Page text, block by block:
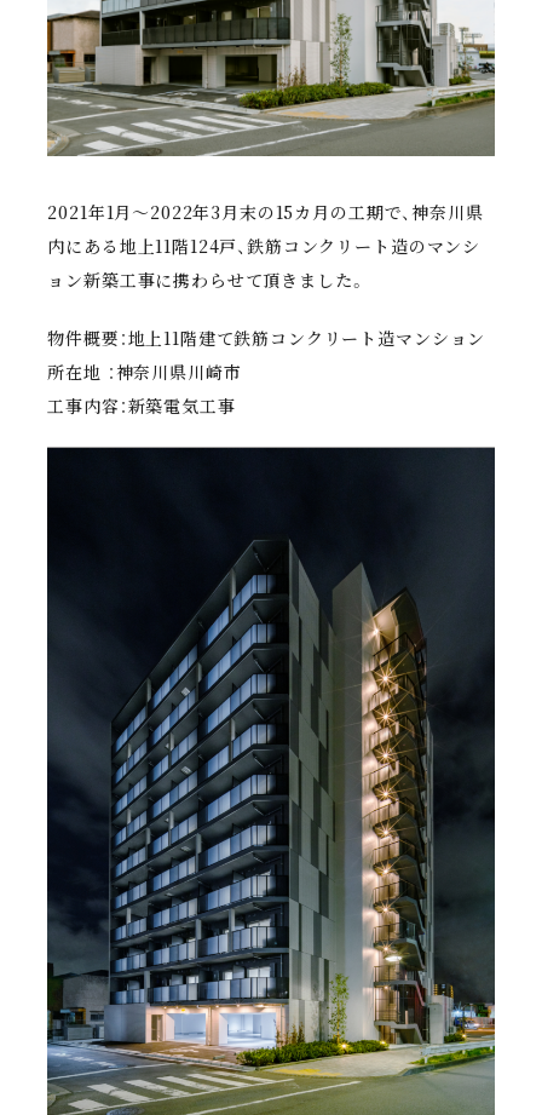
2021年1月～2022年3月末の15カ月の工期で、神奈川県
内にある地上11階124戸、鉄筋コンクリート造のマンシ
ョン新築工事に携わらせて頂きました。
物件概要：地上11階建て鉄筋コンクリート造マンション
所在地 ：神奈川県川崎市
工事内容：新築電気工事